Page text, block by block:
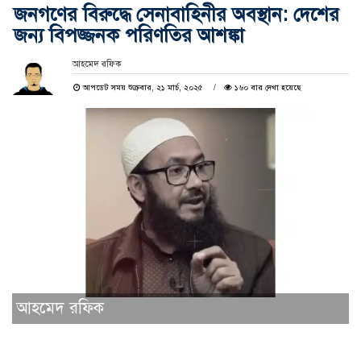
জনগণের বিরুদ্ধে সেনাবাহিনীর অবস্থান: দেশের
জন্য বিপজ্জনক পরিণতির আশঙ্কা
আহমেদ রফিক
আপডেট সময় শুক্রবার, ২১ মার্চ, ২০২৫ ১৬০ বার দেখা হয়েছে
আহমেদ রফিক